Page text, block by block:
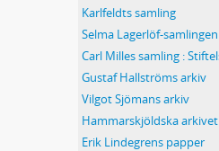
Karlfeldts samling
Selma Lagerlöf-samlingen
Gustaf Hallströms arkiv
Vilgot Sjömans arkiv
Hammarskjöldska arkivet
Erik Lindegrens papper